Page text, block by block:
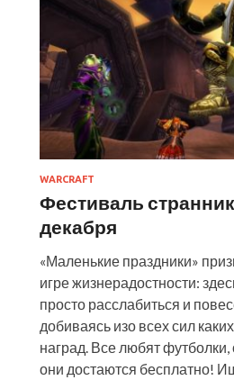
WARCRAFT
Фестиваль
декабря
«Маленькие праздники»
игре жизнерадостности:
просто расслабиться и
добиваясь изо всех сил
наград. Все любят футболки,
они достаются бесплатно!